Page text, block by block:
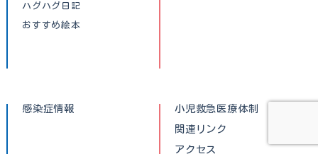
ハグハグ日記
おすすめ絵本
感染症情報
小児救急医療体制
関連リンク
アクセス